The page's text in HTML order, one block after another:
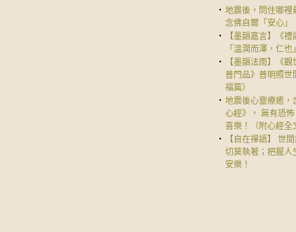
‧ 地震後，問住哪裡
念佛自爾「安心」
‧
【墨韻嘉言】《禮
「溫潤而澤，仁也」
‧
【墨韻法雨】《
普門品》普明照世
福篇）
‧ 地震後心靈療癒，
心經》， 無有恐
喜樂！（附心經全
‧
【自在禪語】 世間
切莫執著；把握人
安樂！